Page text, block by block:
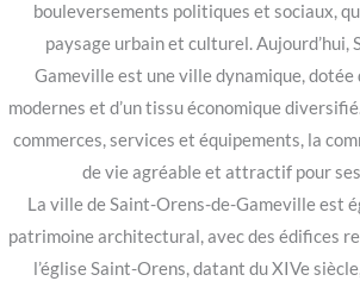
bouleversements politiques et sociaux,
paysage urbain et culturel. Aujourd’hui,
Gameville est une ville dynamique, dotée
modernes et d’un tissu économique
commerces, services et équipements, la
de vie agréable et attractif pour
La ville de Saint-Orens-de-Gameville est
patrimoine architectural, avec des édifices
l’église Saint-Orens, datant du XIVe